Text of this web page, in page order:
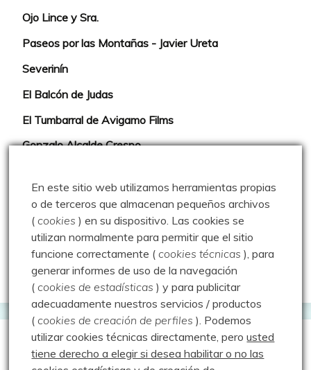
Ojo Lince y Sra.
Paseos por las Montañas - Javier Ureta
Severinín
El Balcón de Judas
El Tumbarral de Avigamo Films
Gonzalo Alcalde Crespo
Rutas y excursiones con niños
Valdeolea. Río Camesa, la vía azul
Aprendiz de sueños
Guías de Montaña
En este sitio web utilizamos herramientas propias
o de terceros que almacenan pequeños archivos
(cookies ) en su dispositivo. Las cookies se
utilizan normalmente para permitir que el sitio
funcione correctamente (cookies técnicas ), para
generar informes de uso de la navegación
(cookies de estadísticas ) y para publicitar
adecuadamente nuestros servicios / productos
(cookies de creación de perfiles ). Podemos
utilizar cookies técnicas directamente, perousted
tiene derecho a elegir si desea habilitar o no las